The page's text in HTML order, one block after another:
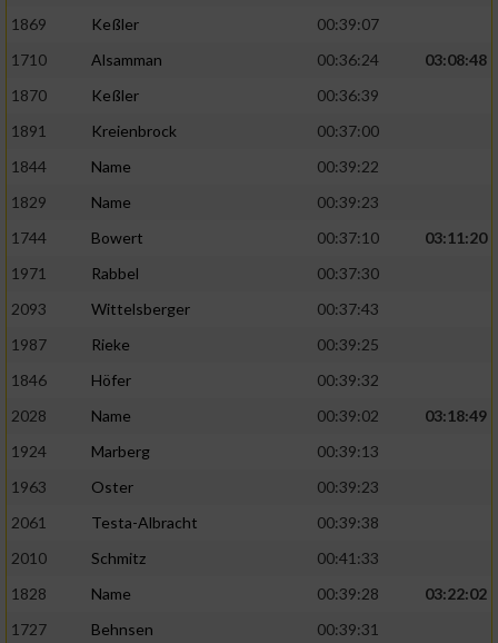
1869
Keßler
00:39:07
1710
Alsamman 00:36:24
03:08:48
1870
Keßler
00:36:39
1891
Kreienbrock
00:37:00
1844
Name
00:39:22
1829
Name
00:39:23
1744
Bowert 00:37:10
03:11:20
1971
Rabbel
00:37:30
2093
Wittelsberger
00:37:43
1987
Rieke
00:39:25
1846
Höfer
00:39:32
2028
Name 00:39:02
03:18:49
1924
Marberg
00:39:13
1963
Oster
00:39:23
2061
Testa-Albracht
00:39:38
2010
Schmitz
00:41:33
1828
Name 00:39:28
03:22:02
1727
Behnsen
00:39:31